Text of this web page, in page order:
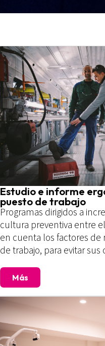
Estudio e informe
puesto de trabajo
Programas dirigidos a
cultura preventiva entre
en cuenta los factores de
de trabajo, para evitar
Más